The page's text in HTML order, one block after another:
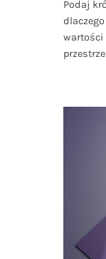
Podaj
wartości